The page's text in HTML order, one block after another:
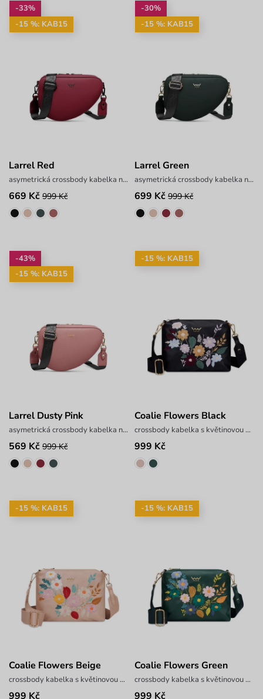
-33%
-15 %: KAB15
Larrel Red
asymetrická crossbody kabelka na zip
669 Kč 999 Kč
-30%
-15 %: KAB15
Larrel Green
asymetrická crossbody kabelka na zip
699 Kč 999 Kč
-43%
-15 %: KAB15
Larrel Dusty Pink
asymetrická crossbody kabelka na zip
569 Kč 999 Kč
-15 %: KAB15
Coalie Flowers Black
crossbody kabelka s květinovou výšivkou
999 Kč
-15 %: KAB15
Coalie Flowers Beige
crossbody kabelka s květinovou výšivkou
999 Kč
-15 %: KAB15
Coalie Flowers Green
crossbody kabelka s květinovou výšivkou
999 Kč